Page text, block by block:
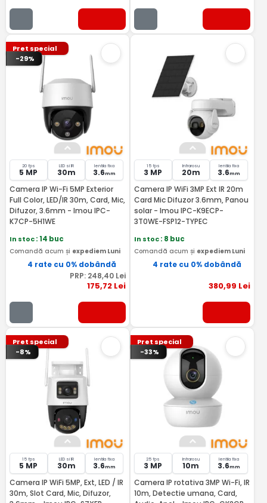
Pret special
-29%
20 fps
5 MP
LED si IR
30m
lentila fixa
3.6mm
Camera IP Wi-Fi 5MP Exterior
Full Color, LED/IR 30m, Card, Mic,
Difuzor, 3.6mm - Imou IPC-
K7CP-5H1WE
In stoc: 14 buc
Comandă acum și expediem Luni
4 rate cu 0% dobândă
PRP: 248,40Lei
175,72Lei
15 fps
3 MP
Infrarosu
20m
lentila fixa
3.6mm
Camera IP WiFi 3MP Ext IR 20m
Card Mic Difuzor 3.6mm, Panou
solar - Imou IPC-K9ECP-
3T0WE-FSP12-TYPEC
In stoc: 8 buc
Comandă acum și expediem Luni
4 rate cu 0% dobândă
380,99 Lei
Pret special
-8%
15 fps
5 MP
LED si IR
30m
lentila fixa
3.6mm
Camera IP WiFi 5MP, Ext, LED / IR
30m, Slot Card, Mic, Difuzor,
Pret special
-33%
25 fps
3 MP
Infrarosu
10m
lentila fixa
3.6mm
Camera IP rotativa 3MP Wi-Fi, IR
10m, Detectie umana, Card,